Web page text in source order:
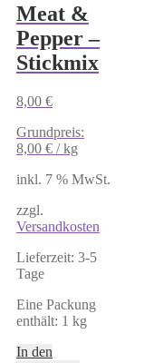
Meat &
Pepper –
Stickmix
8,00 €
Grundpreis:
8,00 € /kg
inkl. 7 % MwSt.
zzgl.
Versandkosten
Lieferzeit: 3-5
Tage
Eine Packung
enthält: 1 kg
In den